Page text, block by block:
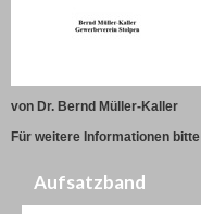
von Dr. Bernd Müller-Kaller
Für weitere Informationen
Aufsatzband